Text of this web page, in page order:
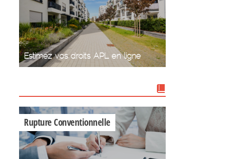
Estimez vos droits APL en ligne
Rupture Conventionnelle